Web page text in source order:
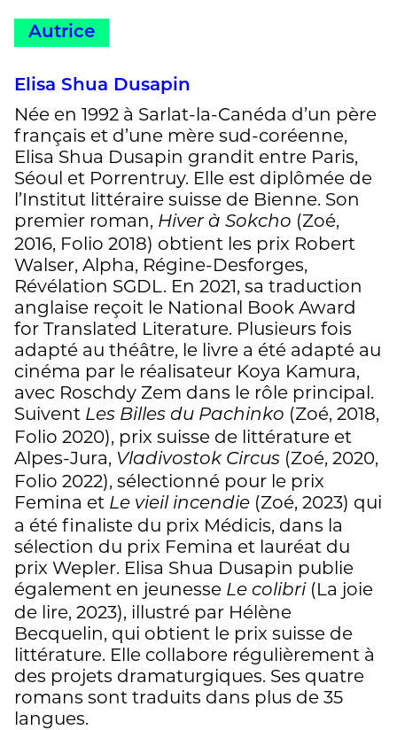
Autrice
Elisa Shua Dusapin
Née en 1992 à Sarlat-la-Canéda d’un père
français et d’une mère sud-coréenne,
Elisa Shua Dusapin grandit entre Paris,
Séoul et Porrentruy. Elle est diplômée de
l’Institut littéraire suisse de Bienne. Son
premier roman, Hiver à Sokcho (Zoé,
2016, Folio 2018) obtient les prix Robert
Walser, Alpha, Régine-Desforges,
Révélation SGDL. En 2021, sa traduction
anglaise reçoit le National Book Award
for Translated Literature. Plusieurs fois
adapté au théâtre, le livre a été adapté au
cinéma par le réalisateur Koya Kamura,
avec Roschdy Zem dans le rôle principal.
Suivent Les Billes du Pachinko (Zoé, 2018,
Folio 2020), prix suisse de littérature et
Alpes-Jura, Vladivostok Circus (Zoé, 2020,
Folio 2022), sélectionné pour le prix
Femina et Le vieil incendie (Zoé, 2023) qui
a été finaliste du prix Médicis, dans la
sélection du prix Femina et lauréat du
prix Wepler. Elisa Shua Dusapin publie
également en jeunesse Le colibri(La joie
de lire, 2023), illustré par Hélène
Becquelin, qui obtient le prix suisse de
littérature. Elle collabore régulièrement à
des projets dramaturgiques. Ses quatre
romans sont traduits dans plus de 35
langues.